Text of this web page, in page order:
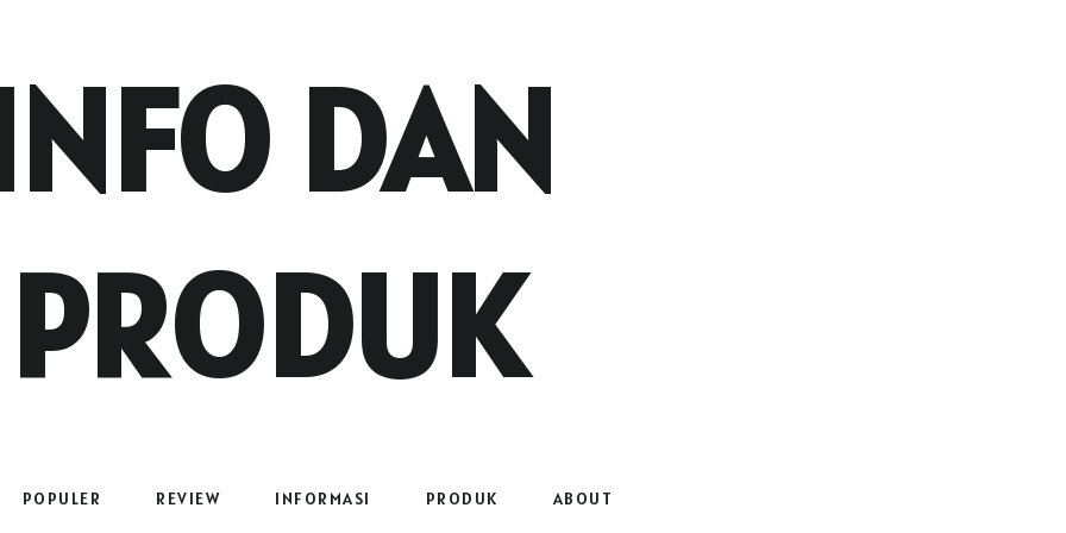
DAN
PRODUK
POPULER REVIEW INFORMASI PRODUK ABOUT